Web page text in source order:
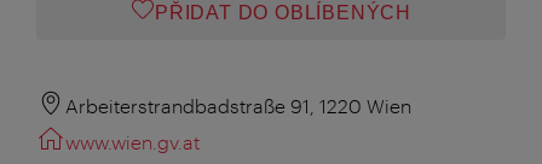
PŘIDAT DO OBLÍBENÝCH
Arbeiterstrandbadstraße 91, 1220 Wien
www.wien.gv.at